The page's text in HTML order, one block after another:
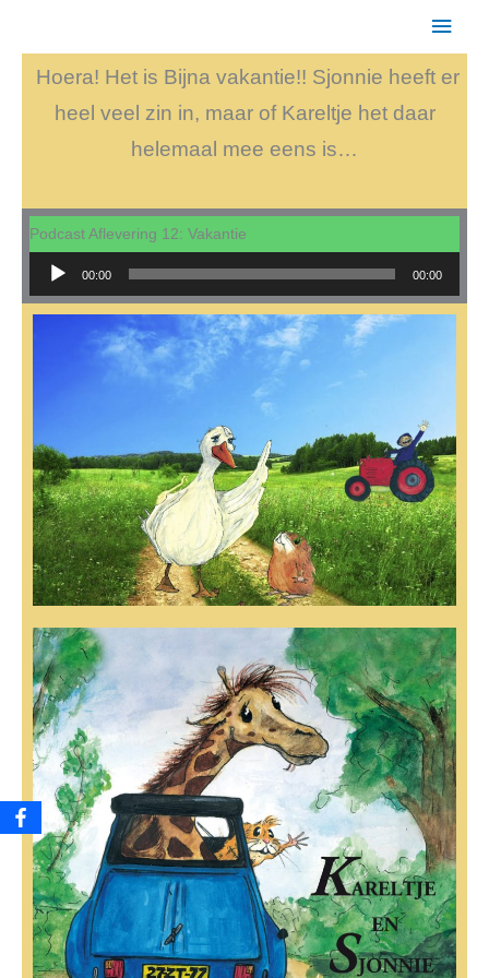
naar
Hoera! Het is Bijna vakantie!! Sjonnie heeft er
heel veel zin in, maar of Kareltje het daar
helemaal mee eens is…
Podcast Aflevering 12: Vakantie
Audiospeler
00:00 00:00